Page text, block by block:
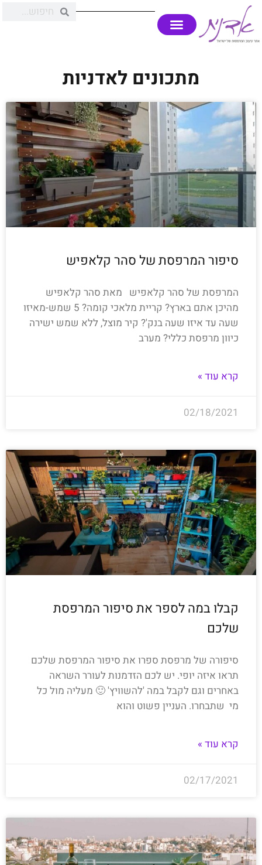
מתכונים לאדניות
סיפור המרפסת של סהר קלאפיש
המרפסת של סהר קלאפיש מאת סהר קלאפיש
מהיכן אתם בארץ? קריית מלאכי קומה? 5 שמש-מאיזו
שעה עד איזו שעה בנק'? קיר מוצל, ללא שמש ישירה
כיוון מרפסת כללי? מערב
קרא עוד »
02/18/2021
קבלו במה לספר את סיפור המרפסת
שלכם
סיפורה של מרפסת ספרו את סיפור המרפסת שלכם
תראו איזה יופי. יש לכם הזדמנות לעורר השראה
באחרים וגם לקבל במה 'להשוויץ' 🙂 מעליה מול כל
מי שתבחרו. העניין פשוט והוא
קרא עוד »
02/17/2021